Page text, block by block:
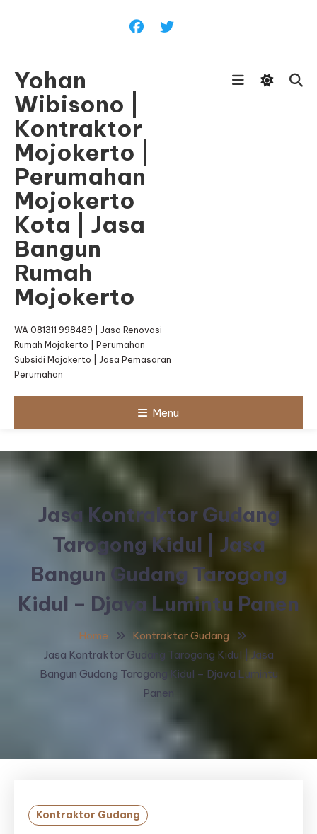
Yohan
Wibisono |
Kontraktor
Mojokerto |
Perumahan
Mojokerto
Kota | Jasa
Bangun
Rumah
Mojokerto
WA 081311 998489 | Jasa Renovasi
Rumah Mojokerto | Perumahan
Subsidi Mojokerto | Jasa Pemasaran
Perumahan
Menu
Jasa Kontraktor Gudang
Tarogong Kidul | Jasa
Bangun Gudang Tarogong
Kidul – Djava Lumintu Panen
Home
Kontraktor Gudang
Jasa Kontraktor Gudang Tarogong Kidul | Jasa
Bangun Gudang Tarogong Kidul – Djava Lumintu
Panen
Kontraktor Gudang